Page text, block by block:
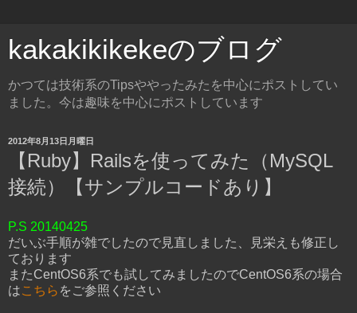
kakakikikekeのブログ
かつては技術系のTipsややったみたを中心にポストしてい
ました。今は趣味を中心にポストしています
2012年8月13日月曜日
【Ruby】Railsを使ってみた（MySQL
接続）【サンプルコードあり】
P.S 20140425
だいぶ手順が雑でしたので見直しました、見栄えも修正し
ております
またCentOS6系でも試してみましたのでCentOS6系の場合
はこちら をご参照ください